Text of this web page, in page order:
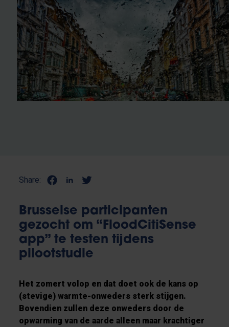
Share:
Brusselse participanten
gezocht om “FloodCitiSense
app” te testen tijdens
pilootstudie
Het zomert volop en dat doet ook de kans op
(stevige) warmte-onweders sterk stijgen.
Bovendien zullen deze onweders door de
opwarming van de aarde alleen maar krachtiger